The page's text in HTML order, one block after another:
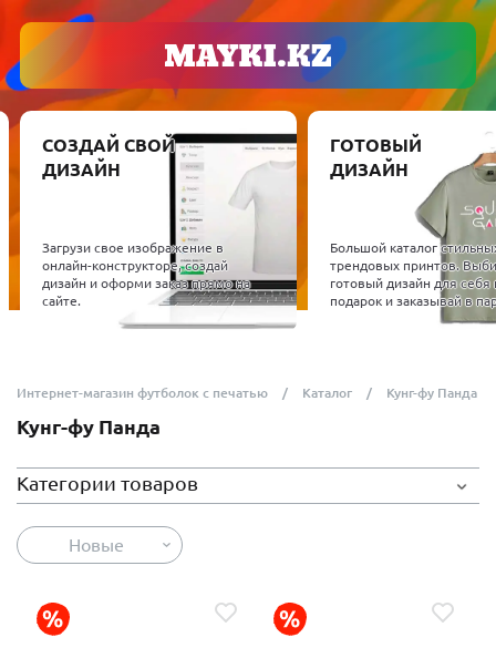
СОЗДАЙ СВОЙ
ДИЗАЙН
Загрузи свое изображение в
онлайн-конструкторе, создай
дизайн и оформи заказ прямо на
сайте.
ГОТОВЫЙ
ДИЗАЙН
Большой каталог
трендовых принтов.
готовый дизайн для себя
подарок и заказывай в
Интернет-магазин футболок с печатью Каталог Кунг-фу Панда
Кунг-фу Панда
Категории товаров
Новые